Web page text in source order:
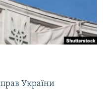
України